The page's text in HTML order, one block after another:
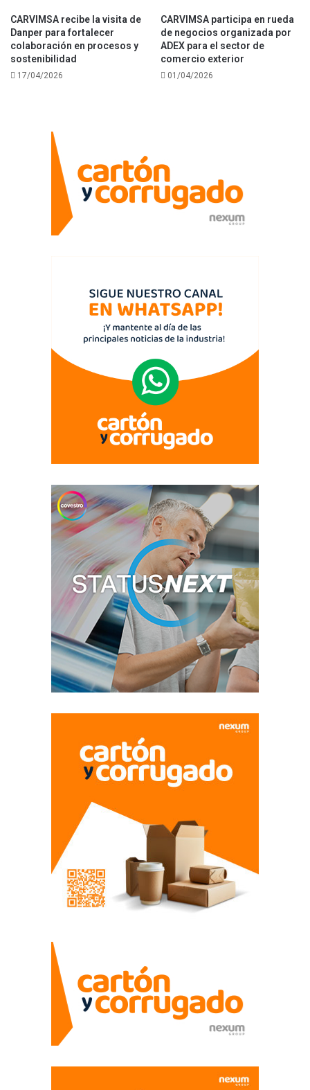
CARVIMSA recibe la visita de
Danper para fortalecer
colaboración en procesos y
sostenibilidad
17/04/2026
CARVIMSA participa en rueda
de negocios organizada por
ADEX para el sector de
comercio exterior
01/04/2026